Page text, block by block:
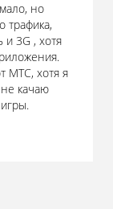
но
трафика,
и 3G , хотя
МТС, хотя я
качаю